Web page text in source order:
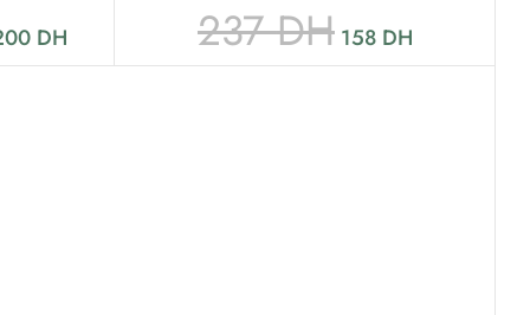
DH 237DH 158 DH